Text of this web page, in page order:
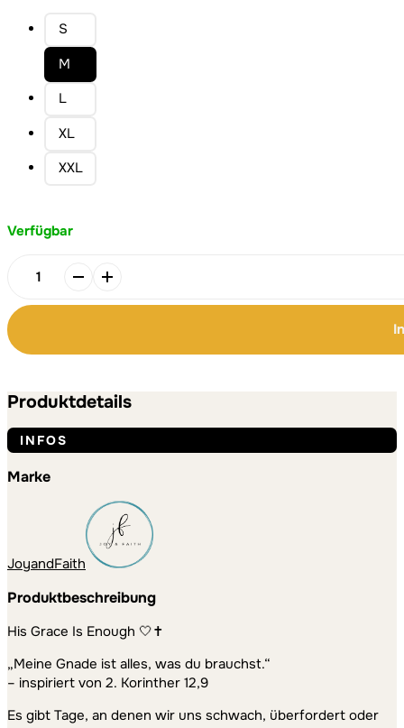
S
M
L
XL
XXL
Verfügbar
Grace
enough
T-
Bio
Baumwolle
Menge
Produktdetails
INFOS
Marke
JoyandFaith
Produktbeschreibung
His Grace Is Enough 🤍✝️
„Meine Gnade ist alles, was du brauchst.“
– inspiriert von 2. Korinther 12,9
Es gibt Tage, an denen wir uns schwach, überfordert oder